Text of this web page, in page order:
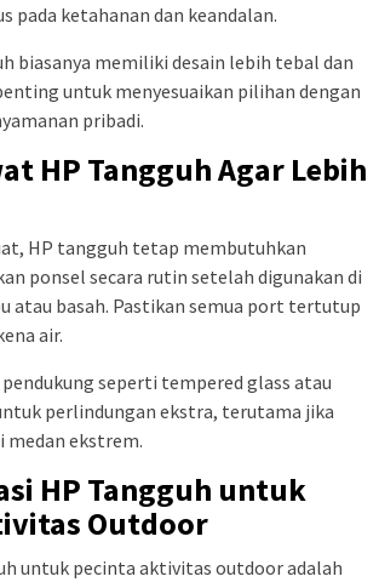
pada ketahanan dan keandalan.
biasanya memiliki desain lebih tebal dan
untuk menyesuaikan pilihan dengan
pribadi.
HP Tangguh Agar Lebih
HP tangguh tetap membutuhkan
ponsel secara rutin setelah digunakan di
atau basah. Pastikan semua port tertutup
air.
seperti tempered glass atau
perlindungan ekstra, terutama jika
medan ekstrem.
HP Tangguh untuk
Outdoor
untuk pecinta aktivitas outdoor adalah